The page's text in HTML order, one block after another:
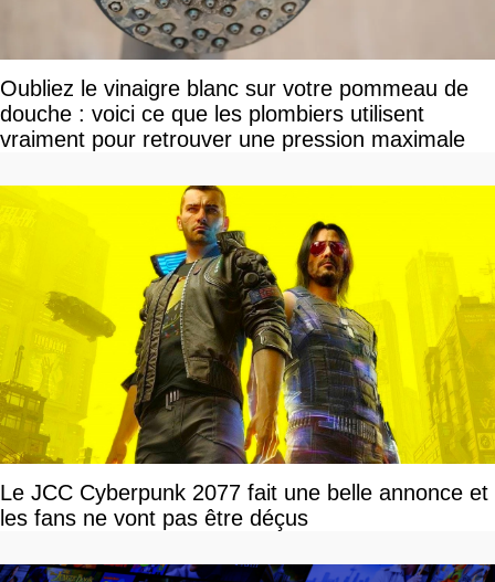
Oubliez le vinaigre blanc sur votre pommeau de
douche : voici ce que les plombiers utilisent
vraiment pour retrouver une pression maximale
Le JCC Cyberpunk 2077 fait une belle annonce et
les fans ne vont pas être déçus